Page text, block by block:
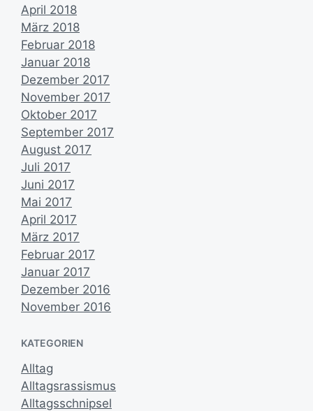
April 2018
März 2018
Februar 2018
Januar 2018
Dezember 2017
November 2017
Oktober 2017
September 2017
August 2017
Juli 2017
Juni 2017
Mai 2017
April 2017
März 2017
Februar 2017
Januar 2017
Dezember 2016
November 2016
KATEGORIEN
Alltag
Alltagsrassismus
Alltagsschnipsel